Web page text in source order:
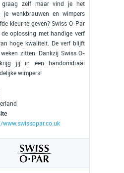
graag zelf maar vind je het
je wenkbrauwen en wimpers
kleur te geven? Swiss O-Par
de oplossing met handige verf
hoge kwaliteit. De verf blijft
zitten. Dankzij Swiss O-
jij in een handomdraai
wimpers!
www.swissopar.co.uk